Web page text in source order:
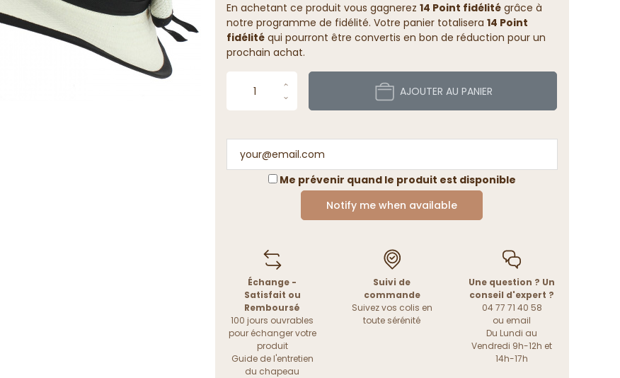
En achetant ce produit vous gagnerez 14 Point fidélitégrâce à
notre programme de fidélité. Votre panier totalisera 14 Point
fidélitéqui pourront être convertis en bon de réduction pour un
prochain achat.
AJOUTER AU PANIER
Me prévenir quand le produit est disponible
Notify me when available
Échange -
Satisfait ou
Remboursé
100 jours ouvrables
pour échanger votre
produit
Guide de l'entretien
du chapeau
Suivi de
commande
Suivez vos colis en
toute sérénité
Une question ? Un
conseil d'expert ?
04 77 71 40 58
ou email
Du Lundi au
Vendredi 9h-12h et
14h-17h